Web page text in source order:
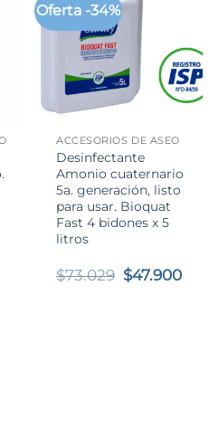
Oferta -34%
ACCESORIOS DE ASEO
Desinfectante
Amonio cuaternario
5a. generación, listo
para usar. Bioquat
Fast 4 bidones x 5
litros
$73.029 El
$47.900El